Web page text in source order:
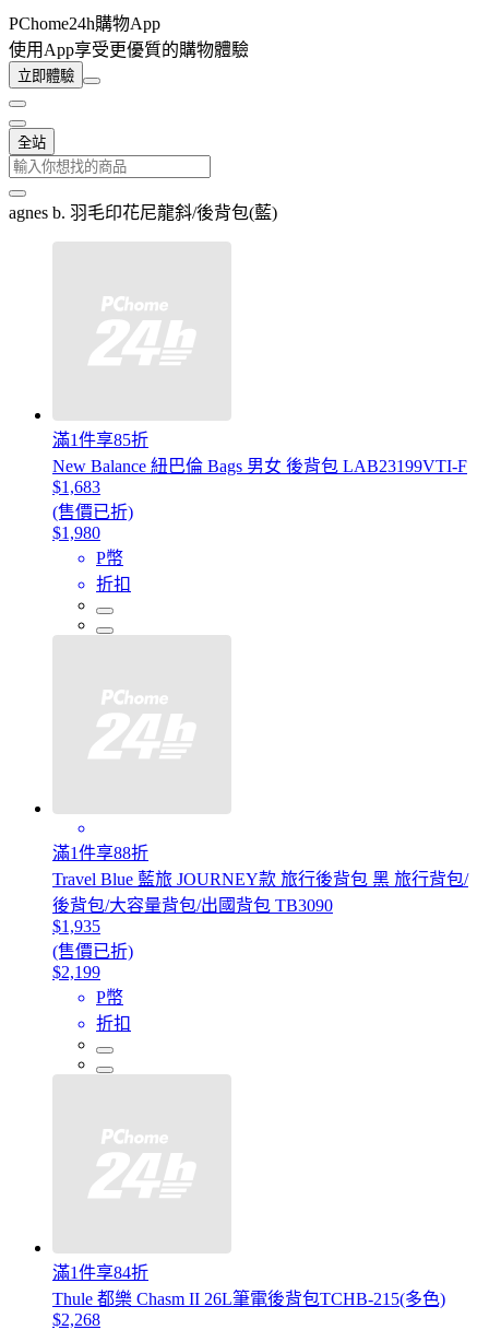
PChome24h購物App
使用App享受更優質的購物體驗
立即體驗
全站
agnes b. 羽毛印花尼龍斜/後背包(藍)
滿1件享85折
New Balance 紐巴倫 Bags 男女 後背包 LAB23199VTI-F
$1,683
(售價已折)
$1,980
P幣
折扣
滿1件享88折
Travel Blue 藍旅 JOURNEY款 旅行後背包 黑 旅行背包/
後背包/大容量背包/出國背包 TB3090
$1,935
(售價已折)
$2,199
P幣
折扣
滿1件享84折
Thule 都樂 Chasm II 26L筆電後背包TCHB-215(多色)
$2,268